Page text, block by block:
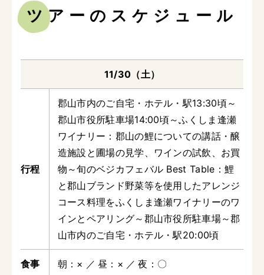
ツアーのスケジュール
11/30（土）
郡山市内のご自宅・ホテル・駅13:30頃～
郡山市役所駐車場14:00頃～ふくしま逢瀬
ワイナリー：郡山の鯉についての講話・醸
造施設と圃場の見学、ワインの試飲、お買
物～旬のベジカフェバル Best Table：鯉
と郡山ブランド野菜等を使用したアレンジ
コース料理をふくしま逢瀬ワイナリーのワ
インとペアリング～郡山市役所駐車場～郡
山市内のご自宅・ホテル・駅20:00頃
朝 × 昼 × 夜 〇